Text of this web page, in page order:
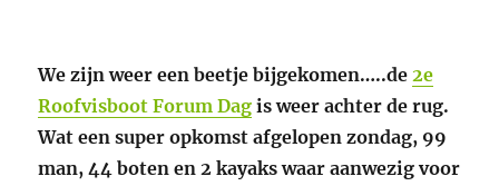
We zijn weer een beetje bijgekomen…..de2e
Roofvisboot Forum Dag is weer achter de rug.
Wat een super opkomst afgelopen zondag, 99
man, 44 boten en 2 kayaks waar aanwezig voor